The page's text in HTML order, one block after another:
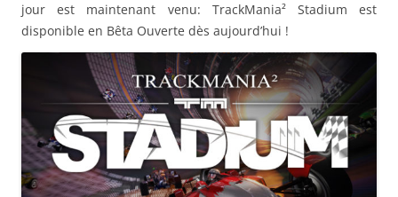
jour est maintenant venu: TrackMania² Stadium est
disponible en Bêta Ouverte dès aujourd’hui !